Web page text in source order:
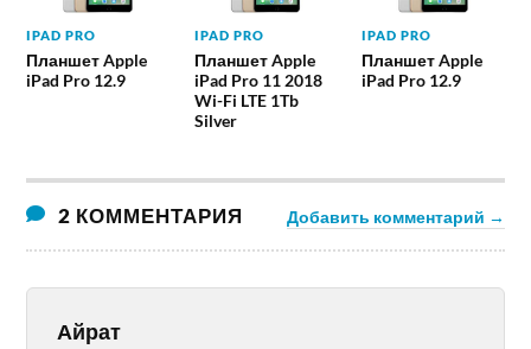
IPAD PRO
Планшет Apple
iPad Pro 12.9
IPAD PRO
Планшет Apple
iPad Pro 11 2018
Wi-Fi LTE 1Tb
Silver
IPAD PRO
Планшет Apple
iPad Pro 12.9
2 КОММЕНТАРИЯ Добавить комментарий →
Айрат